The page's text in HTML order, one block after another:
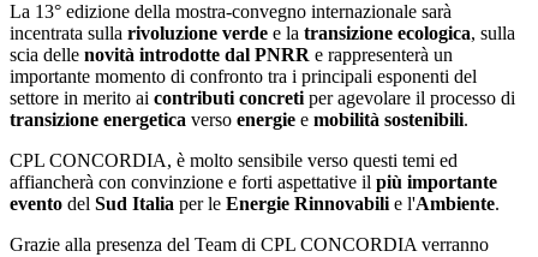
La 13° edizione della mostra-convegno internazionale sarà
incentrata sulla rivoluzione verde e la transizione ecologica, sulla
scia delle novità introdotte dal PNRR e rappresenterà un
importante momento di confronto tra i principali esponenti del
settore in merito ai contributi concretiper agevolare il processo di
transizione energetica verso energie e mobilità sostenibili.
CPL CONCORDIA, è molto sensibile verso questi temi ed
affiancherà con convinzione e forti aspettative il più importante
evento del Sud Italia per le Energie Rinnovabilie l'Ambiente.
Grazie alla presenza del Team di CPL CONCORDIA verranno